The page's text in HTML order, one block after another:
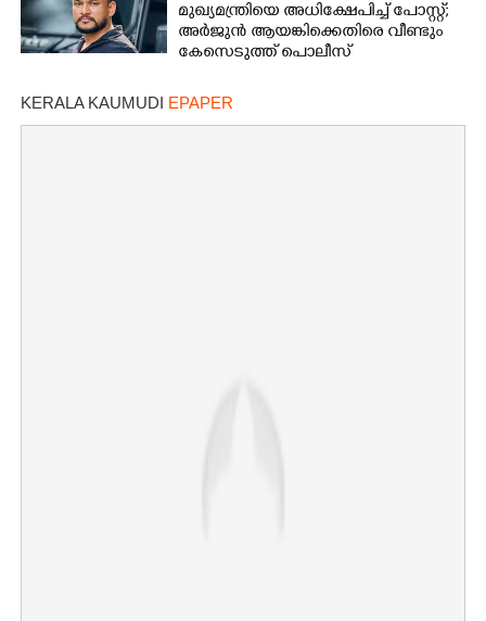
മുഖ്യമന്ത്രിയെ അധിക്ഷേപിച്ച് പോസ്റ്റ്;
അർജുൻ ആയങ്കിക്കെതിരെ വീണ്ടും
കേസെടുത്ത് പൊലീസ്
KERALA KAUMUDI EPAPER